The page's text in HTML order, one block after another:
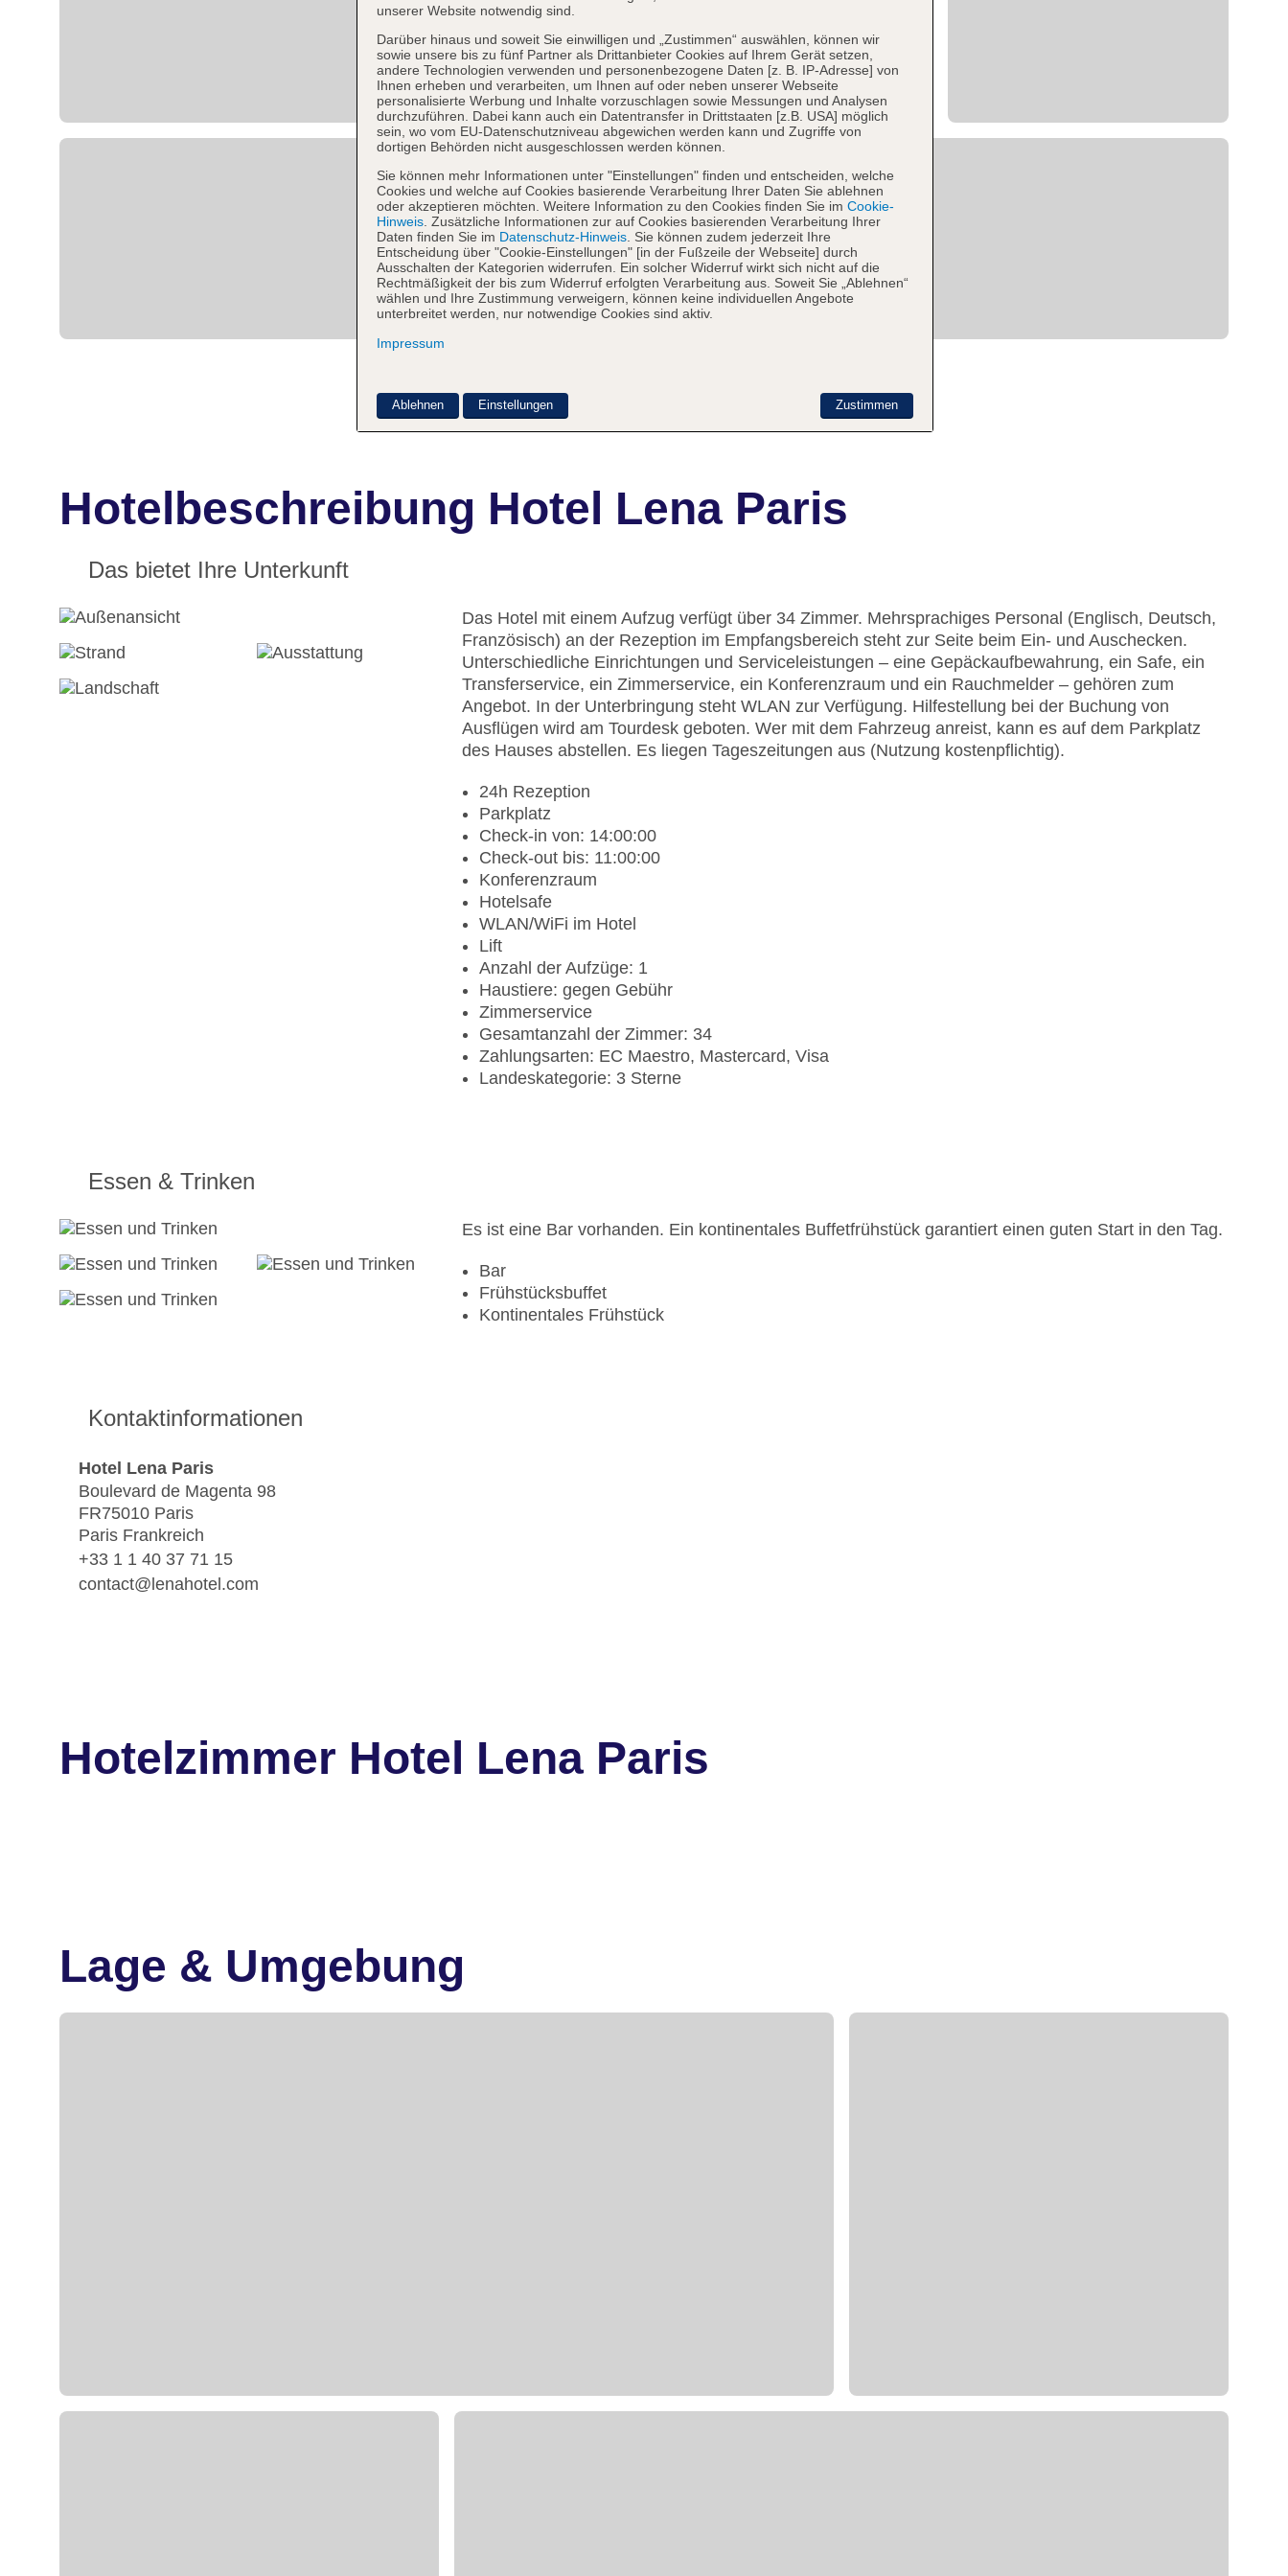
Hotelbeschreibung Hotel Lena Paris
Das bietet Ihre Unterkunft
Das Hotel mit einem Aufzug verfügt über 34 Zimmer. Mehrsprachiges Personal (Englisch, Deutsch,
Französisch) an der Rezeption im Empfangsbereich steht zur Seite beim Ein- und Auschecken.
Unterschiedliche Einrichtungen und Serviceleistungen – eine Gepäckaufbewahrung, ein Safe, ein
Transferservice, ein Zimmerservice, ein Konferenzraum und ein Rauchmelder – gehören zum
Angebot. In der Unterbringung steht WLAN zur Verfügung. Hilfestellung bei der Buchung von
Ausflügen wird am Tourdesk geboten. Wer mit dem Fahrzeug anreist, kann es auf dem Parkplatz
des Hauses abstellen. Es liegen Tageszeitungen aus (Nutzung kostenpflichtig).
24h Rezeption
Parkplatz
Check-in von: 14:00:00
Check-out bis: 11:00:00
Konferenzraum
Hotelsafe
WLAN/WiFi im Hotel
Lift
Anzahl der Aufzüge: 1
Haustiere: gegen Gebühr
Zimmerservice
Gesamtanzahl der Zimmer: 34
Zahlungsarten: EC Maestro, Mastercard, Visa
Landeskategorie: 3 Sterne
Essen & Trinken
Es ist eine Bar vorhanden. Ein kontinentales Buffetfrühstück garantiert einen guten Start in den Tag.
Bar
Frühstücksbuffet
Kontinentales Frühstück
Kontaktinformationen
Hotel Lena Paris
Boulevard de Magenta 98
FR75010 Paris
Paris Frankreich
+33 1 1 40 37 71 15
contact@lenahotel.com
Hotelzimmer Hotel Lena Paris
Lage & Umgebung
unserer Website notwendig sind.
Darüber hinaus und soweit Sie einwilligen und „Zustimmen“ auswählen, können wir
sowie unsere bis zu fünf Partner als Drittanbieter Cookies auf Ihrem Gerät setzen,
andere Technologien verwenden und personenbezogene Daten [z. B. IP-Adresse] von
Ihnen erheben und verarbeiten, um Ihnen auf oder neben unserer Webseite
personalisierte Werbung und Inhalte vorzuschlagen sowie Messungen und Analysen
durchzuführen. Dabei kann auch ein Datentransfer in Drittstaaten [z.B. USA] möglich
sein, wo vom EU-Datenschutzniveau abgewichen werden kann und Zugriffe von
dortigen Behörden nicht ausgeschlossen werden können.
Sie können mehr Informationen unter "Einstellungen" finden und entscheiden, welche
Cookies und welche auf Cookies basierende Verarbeitung Ihrer Daten Sie ablehnen
oder akzeptieren möchten. Weitere Information zu den Cookies finden Sie im Cookie-
Hinweis. Zusätzliche Informationen zur auf Cookies basierenden Verarbeitung Ihrer
Daten finden Sie im Datenschutz-Hinweis. Sie können zudem jederzeit Ihre
Entscheidung über "Cookie-Einstellungen" [in der Fußzeile der Webseite] durch
Ausschalten der Kategorien widerrufen. Ein solcher Widerruf wirkt sich nicht auf die
Rechtmäßigkeit der bis zum Widerruf erfolgten Verarbeitung aus. Soweit Sie „Ablehnen“
wählen und Ihre Zustimmung verweigern, können keine individuellen Angebote
unterbreitet werden, nur notwendige Cookies sind aktiv.
Impressum
Zustimmen
Ablehnen Einstellungen